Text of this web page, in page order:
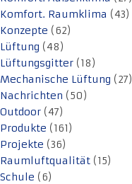
Komfort. Raumklima (43)
Konzepte (62)
Lüftung (48)
Lüftungsgitter (18)
Mechanische Lüftung (27)
Nachrichten (50)
Outdoor (47)
Produkte (161)
Projekte (36)
Raumluftqualität (15)
Schule (6)